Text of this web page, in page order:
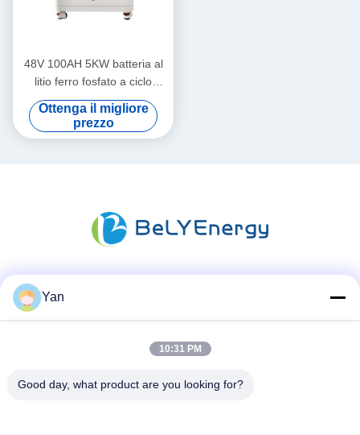
48V 100AH 5KW batteria al
litio ferro fosfato a ciclo
profondo batteria di
stoccaggio di energia
impilabile
Ottenga il migliore
prezzo
Yan
10:31 PM
Good day, what product are you looking for?